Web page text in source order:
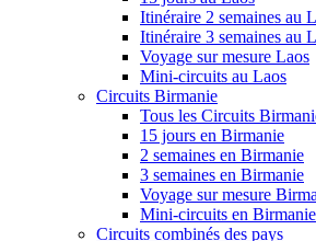
Itinéraire 2 semaines au
Itinéraire 3 semaines au
Voyage sur mesure Laos
Mini-circuits au Laos
Circuits Birmanie
Tous les Circuits
15 jours en Birmanie
2 semaines en Birmanie
3 semaines en Birmanie
Voyage sur mesure
Mini-circuits en Birmanie
Circuits combinés des pays